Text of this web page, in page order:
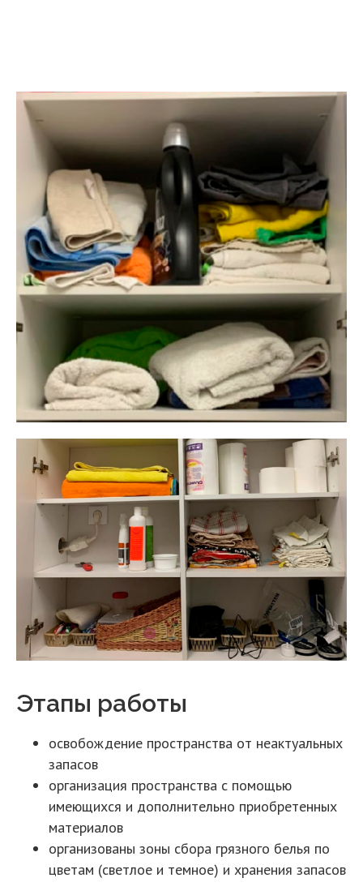
Этапы работы
освобождение пространства от неактуальных
запасов
организация пространства с помощью
имеющихся и дополнительно приобретенных
материалов
организованы зоны сбора грязного белья по
цветам (светлое и темное) и хранения запасов